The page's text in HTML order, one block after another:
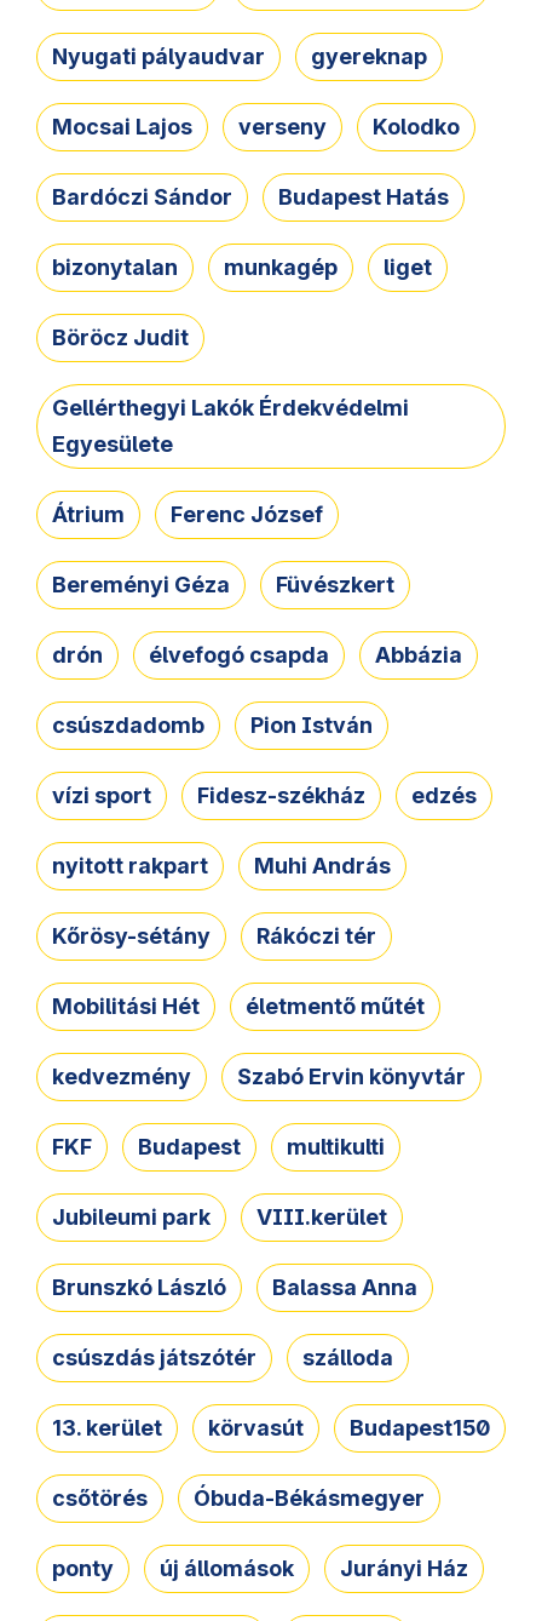
Nyugati pályaudvar gyereknap
Mocsai Lajos verseny Kolodko
Bardóczi Sándor Budapest Hatás
bizonytalan munkagép liget
Böröcz Judit
Gellérthegyi Lakók Érdekvédelmi
Egyesülete
Átrium Ferenc József
Bereményi Géza Füvészkert
drón élvefogó csapda Abbázia
csúszdadomb Pion István
vízi sport Fidesz-székház edzés
nyitott rakpart Muhi András
Kőrösy-sétány Rákóczi tér
Mobilitási Hét életmentő műtét
kedvezmény Szabó Ervin könyvtár
FKF Budapest multikulti
Jubileumi park VIII.kerület
Brunszkó László Balassa Anna
csúszdás játszótér szálloda
13. kerület körvasút Budapest150
csőtörés Óbuda-Békásmegyer
ponty új állomások Jurányi Ház